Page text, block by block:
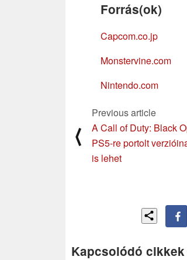
Forrás(ok)
Capcom.co.jp
Monstervine.com
Nintendo.com
⟨
Previous article
A Call of Duty: Black
PS5-re portolt
is lehet
Kapcsolódó cikkek